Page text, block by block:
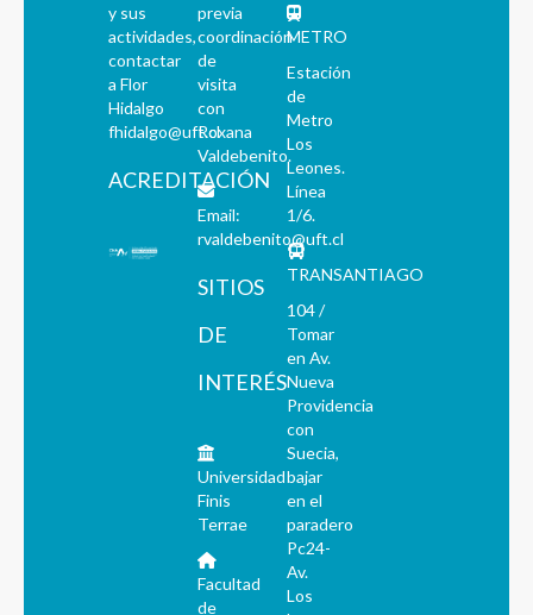
y sus
actividades,
contactar
a Flor
Hidalgo
fhidalgo@uft.cl
ACREDITACIÓN
previa
coordinación
de
visita
con
Roxana
Valdebenito.
Email:
rvaldebenito@uft.cl
SITIOS
DE
INTERÉS
Universidad
Finis
Terrae
Facultad
de
METRO
Estación
de
Metro
Los
Leones.
Línea
1/6.
TRANSANTIAGO
104 /
Tomar
en Av.
Nueva
Providencia
con
Suecia,
bajar
en el
paradero
Pc24-
Av.
Los